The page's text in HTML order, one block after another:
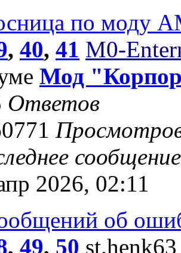
по моду
, 40, 41 M0-
Мод
Ответов
2026, 02:11
об
, 49, 50 st.henk63